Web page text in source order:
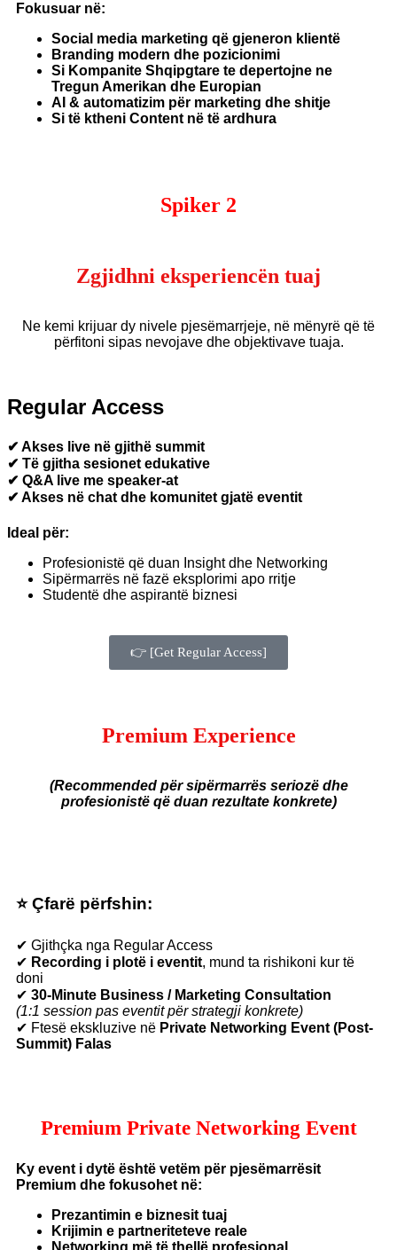
Fokusuar në:
Social media marketing që gjeneron klientë
Branding modern dhe pozicionimi
Si Kompanite Shqipgtare te depertojne ne
Tregun Amerikan dhe Europian
AI & automatizim për marketing dhe shitje
Si të ktheni Content në të ardhura
Spiker 2
Zgjidhni eksperiencën tuaj
Ne kemi krijuar dy nivele pjesëmarrjeje, në mënyrë që të
përfitoni sipas nevojave dhe objektivave tuaja.
Regular Access
✔ Akses live në gjithë summit
✔ Të gjitha sesionet edukative
✔ Q&A live me speaker-at
✔ Akses në chat dhe komunitet gjatë eventit
Ideal për:
Profesionistë që duan Insight dhe Networking
Sipërmarrës në fazë eksplorimi apo rritje
Studentë dhe aspirantë biznesi
👉 [Get Regular Access]
Premium Experience
(Recommended për sipërmarrës seriozë dhe
profesionistë që duan rezultate konkrete)
⭐ Çfarë përfshin:
✔ Gjithçka nga Regular Access
✔ Recording i plotë i eventit, mund ta rishikoni kur të
doni
✔ 30-Minute Business / Marketing Consultation
(1:1 session pas eventit për strategji konkrete)
✔ Ftesë ekskluzive në Private Networking Event (Post-
Summit) Falas
Premium Private Networking Event
Ky event i dytë është vetëm për pjesëmarrësit
Premium dhe fokusohet në:
Prezantimin e biznesit tuaj
Krijimin e partneriteteve reale
Networking më të thellë profesional